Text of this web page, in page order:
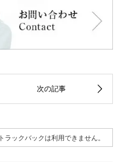
トラックバックは利用できません。